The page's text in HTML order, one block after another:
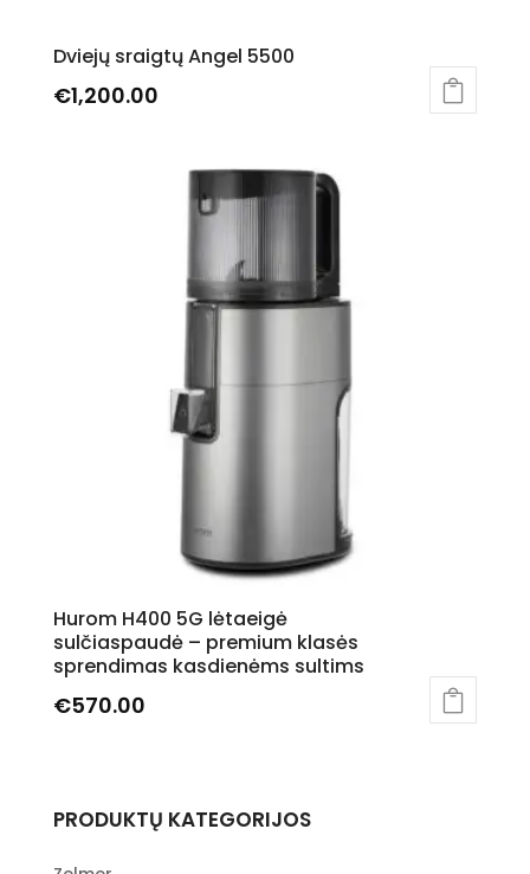
Dviejų sraigtų Angel 5500
€1,200.00
Hurom H400 5G lėtaeigė
sulčiaspaudė – premium klasės
sprendimas kasdienėms sultims
€570.00
multiple
PRODUKTŲ KATEGORIJOS